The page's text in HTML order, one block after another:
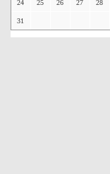
24 25 26 27 28
31